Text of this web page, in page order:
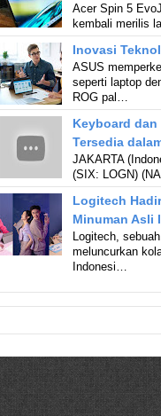
Acer Spin 5
kembali merilis
Inovasi
ASUS
seperti laptop
ROG pal…
Keyboard
Tersedia
JAKARTA
(SIX: LOGN)
Logitech
Minuman Asli
Logitech,
meluncurkan
Indonesi…